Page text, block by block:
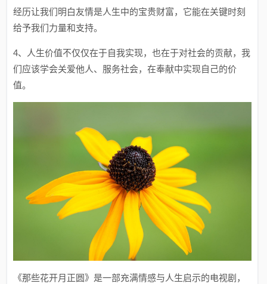
经历让我们明白友情是人生中的宝贵财富，它能在关键时刻
给予我们力量和支持。
4、人生价值不仅仅在于自我实现，也在于对社会的贡献，我
们应该学会关爱他人、服务社会，在奉献中实现自己的价
值。
《那些花开月正圆》是一部充满情感与人生启示的电视剧，